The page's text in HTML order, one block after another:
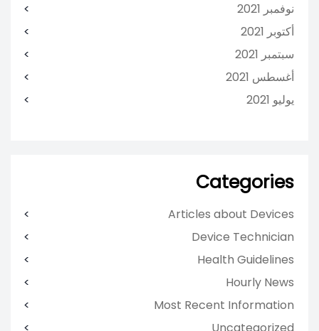
نوفمبر 2021
أكتوبر 2021
سبتمبر 2021
أغسطس 2021
يوليو 2021
Categories
Articles about Devices
Device Technician
Health Guidelines
Hourly News
Most Recent Information